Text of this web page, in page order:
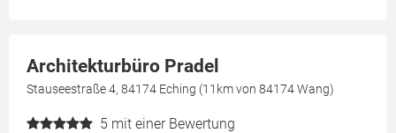
Architekturbüro Pradel
Stauseestraße 4, 84174 Eching (11km von 84174 Wang)
5 mit einer Bewertung